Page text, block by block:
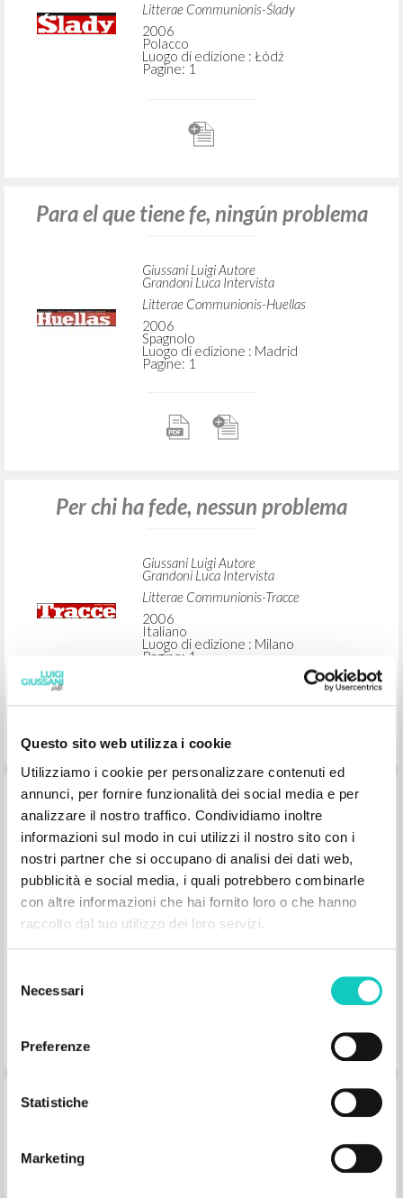
Questo sito web utilizza i cookie
Utilizziamo i cookie per personalizzare contenuti ed
annunci, per fornire funzionalità dei social media e per
analizzare il nostro traffico. Condividiamo inoltre
informazioni sul modo in cui utilizzi il nostro sito con i
nostri partner che si occupano di analisi dei dati web,
pubblicità e social media, i quali potrebbero combinarle
con altre informazioni che hai fornito loro o che hanno
raccolto dal tuo utilizzo dei loro servizi.
delNecessari
Preferenze
Statistiche
Marketing
Litterae Communionis-Ślady
2006
Polacco
Luogo di edizione : Łódź
Pagine: 1
Para el que tiene fe, ningún problema
Giussani Luigi Autore
Grandoni Luca Intervista
Litterae Communionis-Huellas
2006
Spagnolo
Luogo di edizione : Madrid
Pagine: 1
Per chi ha fede, nessun problema
Giussani Luigi Autore
Grandoni Luca Intervista
Litterae Communionis-Tracce
2006
Italiano
Luogo di edizione : Milano
Pagine: 1
Para quem tem fé, nenhum problema
Giussani Luigi Autore
Grandoni Luca Intervista
Litterae Communionis-Passos edição
brasileira
2006
Para quem tem fé, nenhum problema